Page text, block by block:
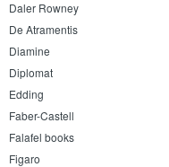
Daler Rowney
De Atramentis
Diamine
Diplomat
Edding
Faber-Castell
Falafel books
Figaro